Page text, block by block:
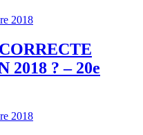
2018
2018 ? – 20e
2018